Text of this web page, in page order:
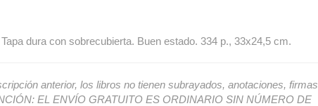
dura con sobrecubierta. Buen estado. 334 p., 33x24,5 cm.
anterior, los libros no tienen subrayados, anotaciones, firmas
EL ENVÍO GRATUITO ES ORDINARIO SIN NÚMERO DE